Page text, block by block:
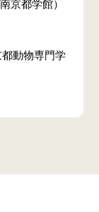
京都学館）
動物専門学